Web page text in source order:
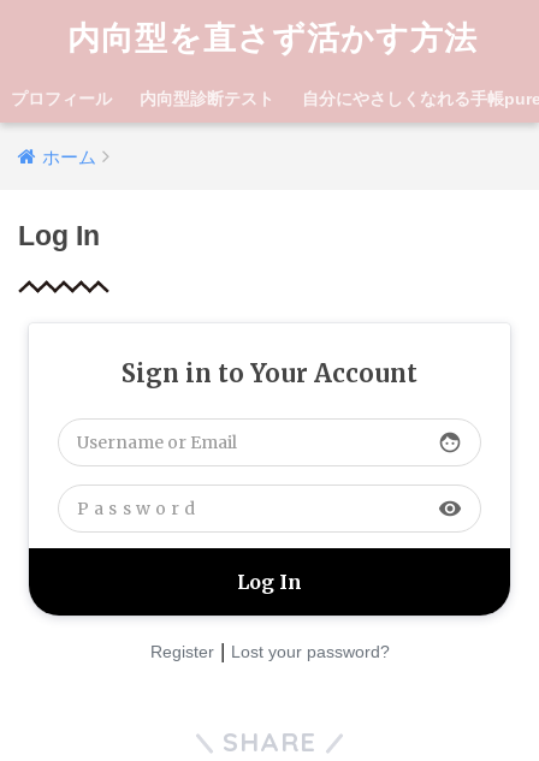
内向型を直さず活かす方法
プロフィール 内向型診断テスト 自分にやさしくなれる手帳
ホーム
Log In
Sign in to Your Account
face
visibility
Register| Lost your password?
SHARE